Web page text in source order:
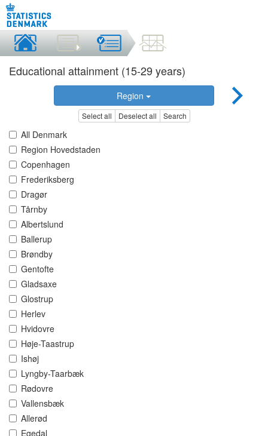
Educational attainment (15-29 years)
Region
Select all Deselect all Search
All Denmark
Region Hovedstaden
Copenhagen
Frederiksberg
Dragør
Tårnby
Albertslund
Ballerup
Brøndby
Gentofte
Gladsaxe
Glostrup
Herlev
Hvidovre
Høje-Taastrup
Ishøj
Lyngby-Taarbæk
Rødovre
Vallensbæk
Allerød
Egedal